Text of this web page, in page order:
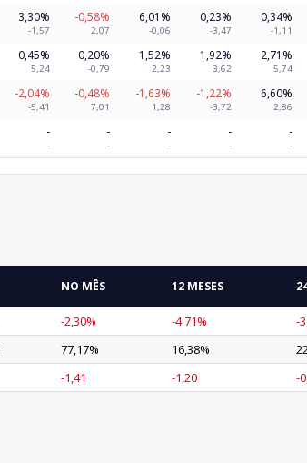
3,30%
-1,57
-0,58%
2,07
6,01%
-0,06
0,23%
-3,47
0,34%
-1,11
0,45%
5,24
0,20%
-0,79
1,52%
2,23
1,92%
3,62
2,71%
5,74
-2,04%
-5,41
-0,48%
7,01
-1,63%
1,28
-1,22%
-3,72
6,60%
2,86
-
-
-
-
-
-
-
-
-
-
NO MÊS 12 MESES
-2,30% -4,71% -
77,17% 16,38%
-1,41 -1,20 -